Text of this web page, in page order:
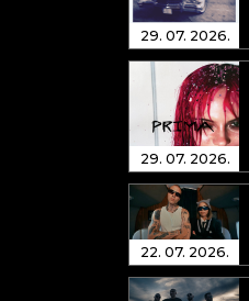
29. 07. 2026.
29. 07. 2026.
22. 07. 2026.